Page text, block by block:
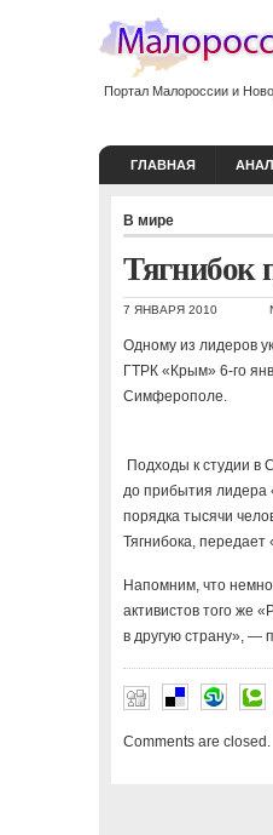
Портал Малороссии и
ГЛАВНАЯ
В мире
Тягнибок
7 ЯНВАРЯ 2010
Одному из лидеров
ГТРК «Крым» 6-го
Симферополе.
Подходы к студии в
до прибытия лидера
порядка тысячи
Тягнибока,
Напомним, что
активистов того же
в другую страну», —
Comments are closed.